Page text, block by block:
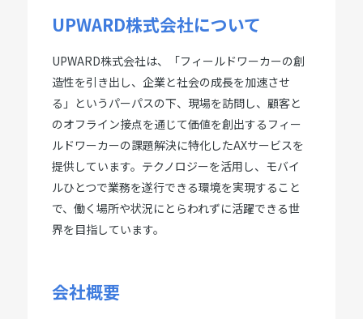
UPWARD株式会社について
UPWARD株式会社は、「フィールドワーカーの創
造性を引き出し、企業と社会の成長を加速させ
る」というパーパスの下、現場を訪問し、顧客と
のオフライン接点を通じて価値を創出するフィー
ルドワーカーの課題解決に特化したAXサービスを
提供しています。テクノロジーを活用し、モバイ
ルひとつで業務を遂行できる環境を実現すること
で、働く場所や状況にとらわれずに活躍できる世
界を目指しています。
会社概要